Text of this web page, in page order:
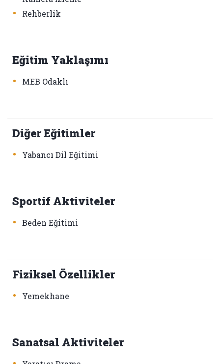
• Rehberlik
Eğitim Yaklaşımı
• MEB Odaklı
Diğer Eğitimler
• Yabancı Dil Eğitimi
Sportif Aktiviteler
• Beden Eğitimi
Fiziksel Özellikler
• Yemekhane
Sanatsal Aktiviteler